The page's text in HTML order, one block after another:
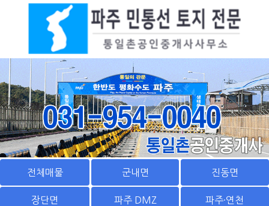
전체매물 군내면 진동면
장단면 파주 DMZ 파주·연천